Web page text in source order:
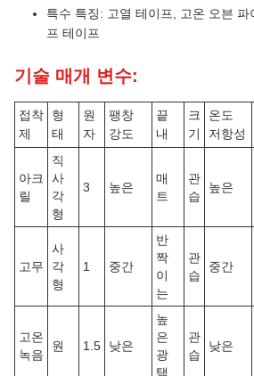
특수 특징: 고열 테이프, 고온 오븐 파
프 테이프
기술 매개 변수:
접착
제
형
태
원
자
팽창
강도
끝
내
크
기
온도
저항성
아크
릴
직
사
각
형
3 높은
매
트
관
습
높은
고무
사
각
형
1 중간
반
짝
이
는
관
습
중간
고온
녹음
원 1.5 낮은
높
은
광
택
관
습
낮은